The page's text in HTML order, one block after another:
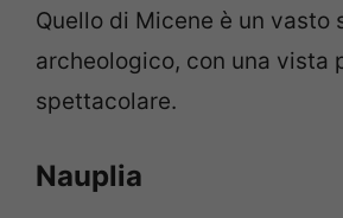
Quello di Micene è un vasto
archeologico, con una vista
spettacolare.
Nauplia